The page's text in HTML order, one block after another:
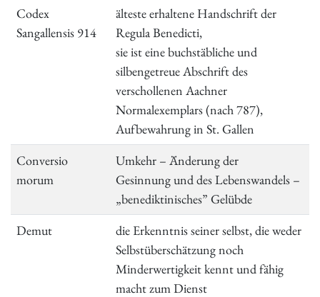
Codex
Sangallensis 914
älteste erhaltene Handschrift der
Regula Benedicti,
sie ist eine buchstäbliche und
silbengetreue Abschrift des
verschollenen Aachner
Normalexemplars (nach 787),
Aufbewahrung in St. Gallen
Conversio
morum
Umkehr – Änderung der
Gesinnung und des Lebenswandels –
„benediktinisches” Gelübde
Demut
die Erkenntnis seiner selbst, die weder
Selbstüberschätzung noch
Minderwertigkeit kennt und fähig
macht zum Dienst